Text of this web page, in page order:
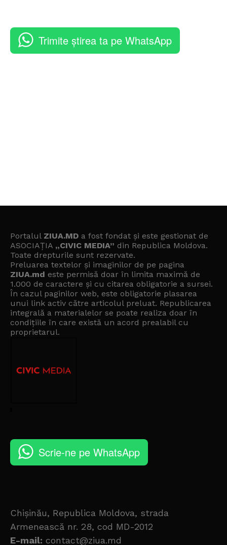
Trimite știrea ta pe WhatsApp
Portalul ZIUA.MD a fost fondat și este gestionat de
ASOCIAȚIA „CIVIC MEDIA” din Republica Moldova.
Toate drepturile sunt rezervate.
Preluarea textelor și imaginilor de pe pagina
ZIUA.md este permisă doar în limita maximă de
1.000 de caractere și cu citarea obligatorie a sursei.
În cazul paginilor web, este obligatorie plasarea
unui link activ către articolul preluat. Republicarea
integrală a materialelor se poate realiza doar în
condițiile în care există un acord prealabil cu
proprietarul.
Scrie-ne pe WhatsApp
Chișinău, Republica Moldova, strada
Armenească nr. 28, cod MD-2012
E-mail: contact@ziua.md